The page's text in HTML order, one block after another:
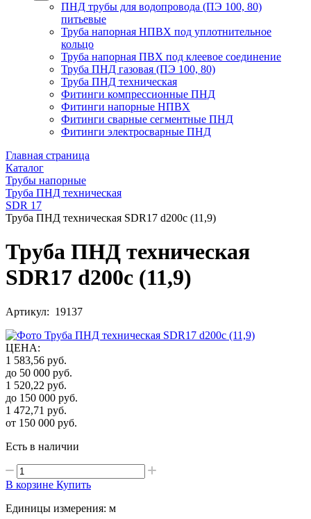
ПНД трубы для водопровода (ПЭ 100, 80)
питьевые
Труба напорная НПВХ под уплотнительное
кольцо
Труба напорная ПВХ под клеевое соединение
Труба ПНД газовая (ПЭ 100, 80)
Труба ПНД техническая
Фитинги компрессионные ПНД
Фитинги напорные НПВХ
Фитинги сварные сегментные ПНД
Фитинги электросварные ПНД
Главная страница
Каталог
Трубы напорные
Труба ПНД техническая
SDR 17
Труба ПНД техническая SDR17 d200с (11,9)
Труба ПНД техническая
SDR17 d200с (11,9)
Артикул: 19137
ЦЕНА:
1 583,56 руб.
до 50 000 руб.
1 520,22 руб.
до 150 000 руб.
1 472,71 руб.
от 150 000 руб.
Есть в наличии
В корзине Купить
Единицы измерения: м